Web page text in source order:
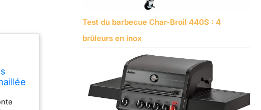
Test du barbecue Char-Broil 440S : 4
brûleurs en inox